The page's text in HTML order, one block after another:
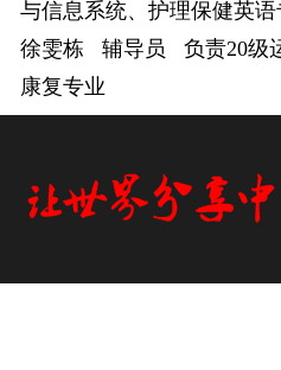
与信息系统、护理保健英语
徐雯栋 辅导员 负责20级
康复专业